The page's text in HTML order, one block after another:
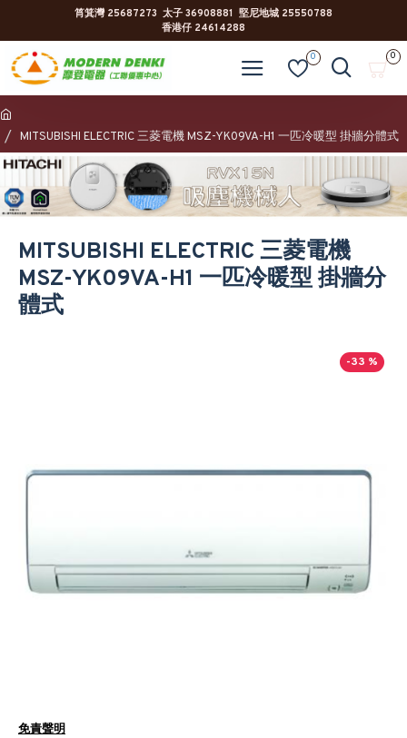
筲箕灣 25687273 太子 36908881 堅尼地城 25550788
香港仔 24614288
0 0
MITSUBISHI ELECTRIC 三菱電機 MSZ-YK09VA-H1 一匹冷暖型 掛牆分體式
MITSUBISHI ELECTRIC 三菱電機
MSZ-YK09VA-H1 一匹冷暖型 掛牆分
體式
-33 %
免責聲明